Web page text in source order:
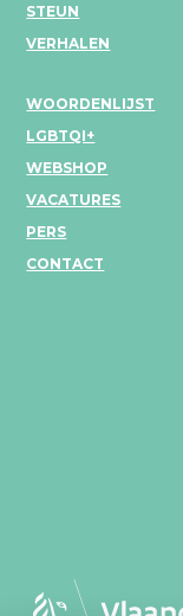
STEUN
VERHALEN
WOORDENLIJST
LGBTQI+
WEBSHOP
VACATURES
PERS
CONTACT